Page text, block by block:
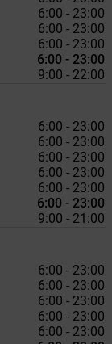
6:00 - 23:00
6:00 - 23:00
6:00 - 23:00
6:00 - 23:00
9:00 - 22:00
6:00 - 23:00
6:00 - 23:00
6:00 - 23:00
6:00 - 23:00
6:00 - 23:00
6:00 - 23:00
9:00 - 21:00
6:00 - 23:00
6:00 - 23:00
6:00 - 23:00
6:00 - 23:00
6:00 - 23:00